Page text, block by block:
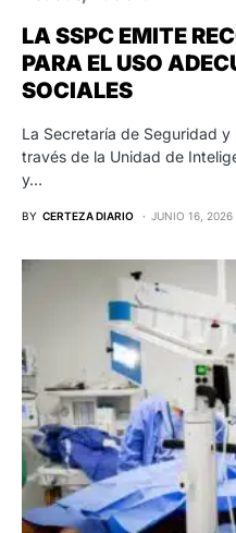
LA SSPC EMITE
PARA EL USO
SOCIALES
La Secretaría de Seguridad y
través de la Unidad de
y…
BY CERTEZA DIARIO JUNIO 16, 2026